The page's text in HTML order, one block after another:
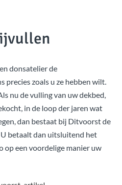
donsatelier de
precies zoals u ze hebben wilt.
nu de vulling van uw dekbed,
in de loop der jaren wat
dan bestaat bij Ditvoorst de
betaalt dan uitsluitend het
op een voordelige manier uw